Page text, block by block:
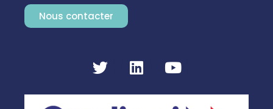
Nous contacter